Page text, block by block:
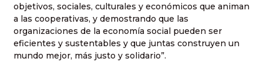
objetivos, sociales, culturales y económicos que animan
a las cooperativas, y demostrando que las
organizaciones de la economía social pueden ser
eficientes y sustentables y que juntas construyen un
mundo mejor, más justo y solidario”.